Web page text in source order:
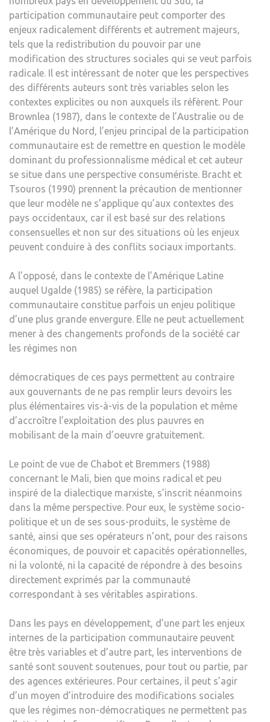
participation communautaire peut comporter des
enjeux radicalement différents et autrement majeurs,
tels que la redistribution du pouvoir par une
modification des structures sociales qui se veut parfois
radicale. Il est intéressant de noter que les perspectives
des différents auteurs sont très variables selon les
contextes explicites ou non auxquels ils réfèrent. Pour
Brownlea (1987), dans le contexte de l’Australie ou de
l’Amérique du Nord, l’enjeu principal de la participation
communautaire est de remettre en question le modèle
dominant du professionnalisme médical et cet auteur
se situe dans une perspective consumériste. Bracht et
Tsouros (1990) prennent la précaution de mentionner
que leur modèle ne s’applique qu’aux contextes des
pays occidentaux, car il est basé sur des relations
consensuelles et non sur des situations où les enjeux
peuvent conduire à des conflits sociaux importants.
A l’opposé, dans le contexte de l’Amérique Latine
auquel Ugalde (1985) se réfère, la participation
communautaire constitue parfois un enjeu politique
d’une plus grande envergure. Elle ne peut actuellement
mener à des changements profonds de la société car
les régimes non
démocratiques de ces pays permettent au contraire
aux gouvernants de ne pas remplir leurs devoirs les
plus élémentaires vis-à-vis de la population et même
d’accroître l’exploitation des plus pauvres en
mobilisant de la main d’oeuvre gratuitement.
Le point de vue de Chabot et Bremmers (1988)
concernant le Mali, bien que moins radical et peu
inspiré de la dialectique marxiste, s’inscrit néanmoins
dans la même perspective. Pour eux, le système socio-
politique et un de ses sous-produits, le système de
santé, ainsi que ses opérateurs n’ont, pour des raisons
économiques, de pouvoir et capacités opérationnelles,
ni la volonté, ni la capacité de répondre à des besoins
directement exprimés par la communauté
correspondant à ses véritables aspirations.
Dans les pays en développement, d’une part les enjeux
internes de la participation communautaire peuvent
être très variables et d’autre part, les interventions de
santé sont souvent soutenues, pour tout ou partie, par
des agences extérieures. Pour certaines, il peut s’agir
d’un moyen d’introduire des modifications sociales
que les régimes non-démocratiques ne permettent pas